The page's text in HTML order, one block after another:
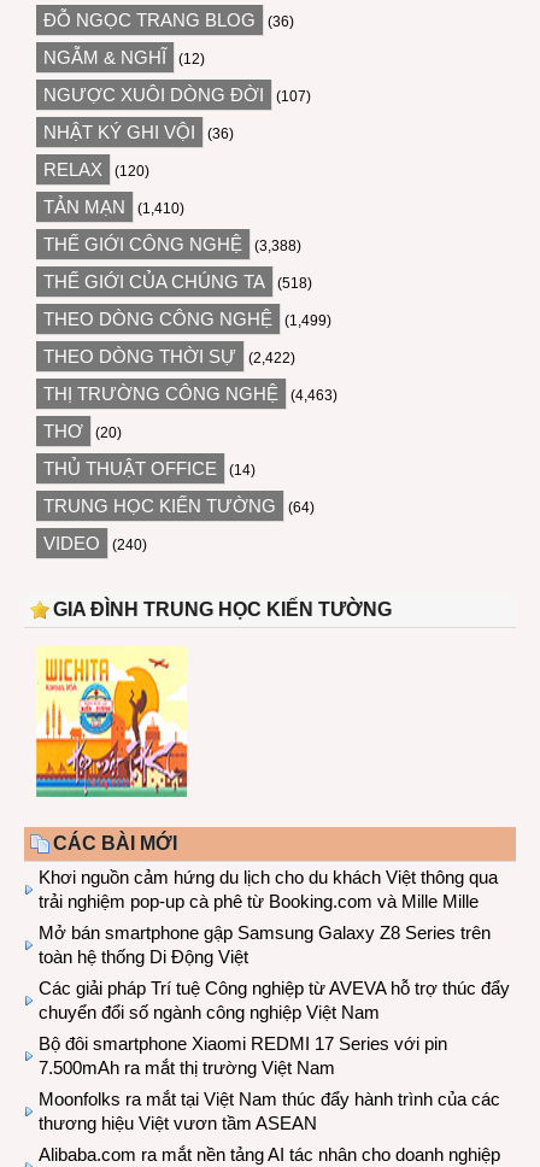
ĐỖ NGỌC TRANG BLOG (36)
NGẪM & NGHĨ (12)
NGƯỢC XUÔI DÒNG ĐỜI (107)
NHẬT KÝ GHI VỘI (36)
RELAX (120)
TẢN MẠN (1,410)
THẾ GIỚI CÔNG NGHỆ (3,388)
THẾ GIỚI CỦA CHÚNG TA (518)
THEO DÒNG CÔNG NGHỆ (1,499)
THEO DÒNG THỜI SỰ (2,422)
THỊ TRƯỜNG CÔNG NGHỆ (4,463)
THƠ (20)
THỦ THUẬT OFFICE (14)
TRUNG HỌC KIẾN TƯỜNG (64)
VIDEO (240)
GIA ĐÌNH TRUNG HỌC KIẾN TƯỜNG
CÁC BÀI MỚI
Khơi nguồn cảm hứng du lịch cho du khách Việt thông qua
trải nghiệm pop-up cà phê từ Booking.com và Mille Mille
Mở bán smartphone gập Samsung Galaxy Z8 Series trên
toàn hệ thống Di Động Việt
Các giải pháp Trí tuệ Công nghiệp từ AVEVA hỗ trợ thúc đẩy
chuyển đổi số ngành công nghiệp Việt Nam
Bộ đôi smartphone Xiaomi REDMI 17 Series với pin
7.500mAh ra mắt thị trường Việt Nam
Moonfolks ra mắt tại Việt Nam thúc đẩy hành trình của các
thương hiệu Việt vươn tầm ASEAN
Alibaba.com ra mắt nền tảng AI tác nhân cho doanh nghiệp